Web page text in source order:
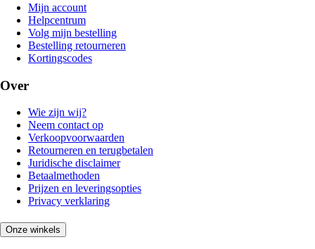
Mijn account
Helpcentrum
Volg mijn bestelling
Bestelling retourneren
Kortingscodes
Over
Wie zijn wij?
Neem contact op
Verkoopvoorwaarden
Retourneren en terugbetalen
Juridische disclaimer
Betaalmethoden
Prijzen en leveringsopties
Privacy verklaring
Onze winkels